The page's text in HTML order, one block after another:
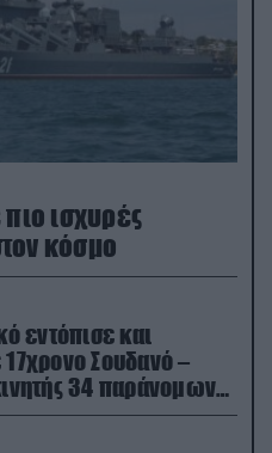
πιο ισχυρές
κόσμο
εντόπισε και
Σουδανό –
34 παράνομων